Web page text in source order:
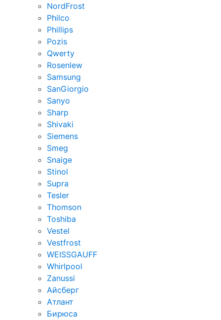
NordFrost
Philco
Phillips
Pozis
Qwerty
Rosenlew
Samsung
SanGiorgio
Sanyo
Sharp
Shivaki
Siemens
Smeg
Snaige
Stinol
Supra
Tesler
Thomson
Toshiba
Vestel
Vestfrost
WEISSGAUFF
Whirlpool
Zanussi
Айсберг
Атлант
Бирюса